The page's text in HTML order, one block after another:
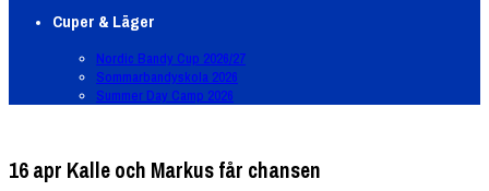
Cuper & Läger
Nordic Bandy Cup 2026/27
Sommarbandyskola 2026
Summer Day Camp 2026
16 apr Kalle och Markus får chansen